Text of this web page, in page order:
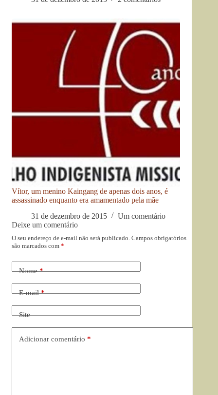
Vítor, um menino Kaingang de apenas dois anos, é
assassinado enquanto era amamentado pela mãe
31 de dezembro de 2015
Um comentário
Deixe um comentário
O seu endereço de e-mail não será publicado. Campos obrigatórios
são marcados com *
Nome*
E-mail*
Site
Adicionar comentário *